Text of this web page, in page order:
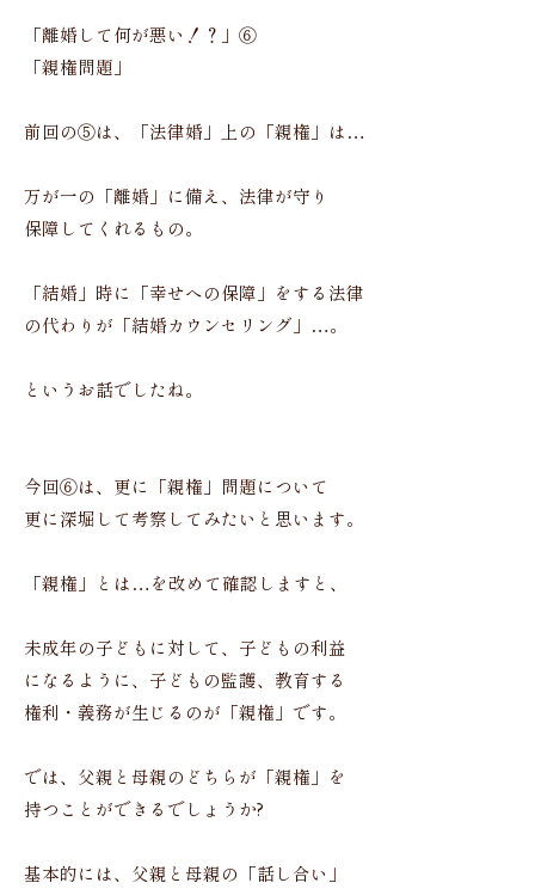
「離婚して何が悪い！？」⑥
「親権問題」
前回の⑤は、「法律婚」上の「親権」は…
万が一の「離婚」に備え、法律が守り
保障してくれるもの。
「結婚」時に「幸せへの保障」をする法律
の代わりが「結婚カウンセリング」…。
というお話でしたね。
今回⑥は、更に「親権」問題について
更に深堀して考察してみたいと思います。
「親権」とは…を改めて確認しますと、
未成年の子どもに対して、子どもの利益
になるように、子どもの監護、教育する
権利・義務が生じるのが「親権」です。
では、父親と母親のどちらが「親権」を
持つことができるでしょうか?
基本的には、父親と母親の「話し合い」